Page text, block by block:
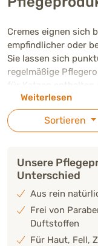
Cremes eignen sich
empfindlicher oder
Sie lassen sich
regelmäßige
für Katzen enthalten
und schonend
dazu beitragen, die
begleiten und
Weiterlesen
Sortieren
Unsere
Unterschied
Aus rein
Frei von
Duftstoffen
Für Haut, Fell,